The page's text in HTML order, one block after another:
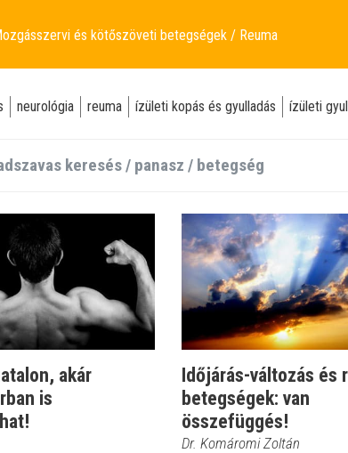
és kötőszöveti betegségek Reuma
neurológia reuma ízületi kopás és gyulladás ízületi
akár
is
Időjárás-változás és
betegségek: van
összefüggés!
Dr. Komáromi Zoltán